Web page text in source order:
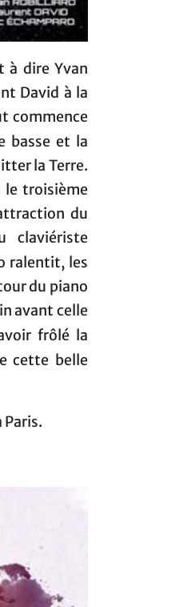
à dire Yvan
David à la
commence
basse et la
la Terre.
le troisième
du
claviériste
ralentit, les
du piano
avant celle
frôlé la
cette belle
Paris.